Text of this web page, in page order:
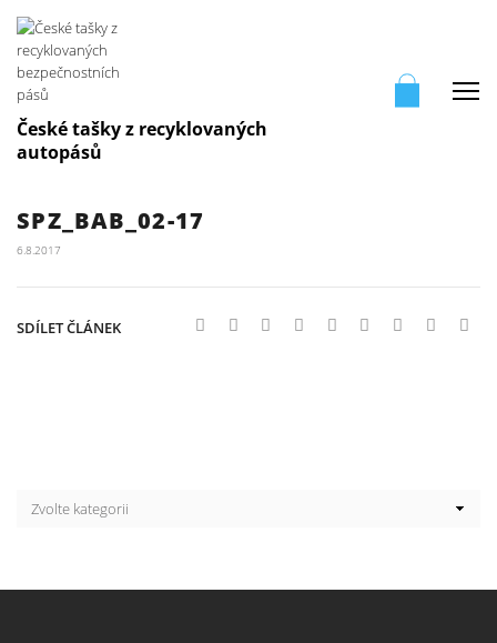
České tašky z recyklovaných
autopásů
SPZ_BAB_02-17
6.8.2017
SDÍLET ČLÁNEK